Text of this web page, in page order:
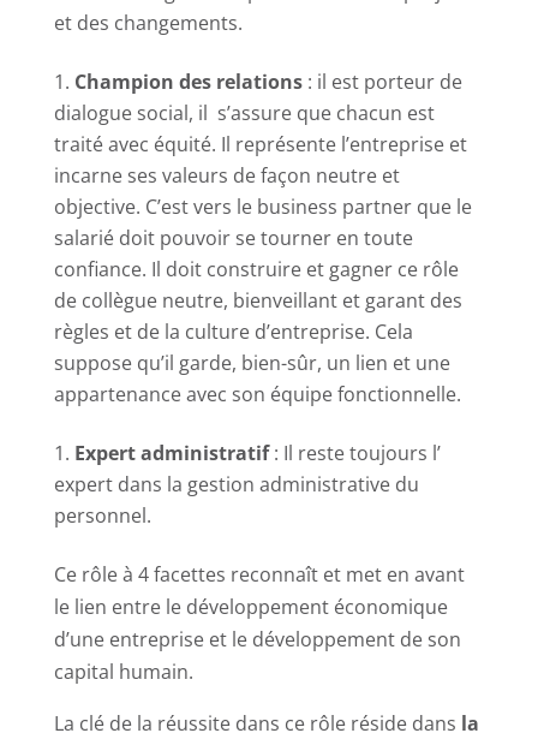
et des changements.
Champion des relations: il est porteur de
dialogue social, il s’assure que chacun est
traité avec équité. Il représente l’entreprise et
incarne ses valeurs de façon neutre et
objective. C’est vers le business partner que le
salarié doit pouvoir se tourner en toute
confiance. Il doit construire et gagner ce rôle
de collègue neutre, bienveillant et garant des
règles et de la culture d’entreprise. Cela
suppose qu’il garde, bien-sûr, un lien et une
appartenance avec son équipe fonctionnelle.
Expert administratif: Il reste toujours l’
expert dans la gestion administrative du
personnel.
Ce rôle à 4 facettes reconnaît et met en avant
le lien entre le développement économique
d’une entreprise et le développement de son
capital humain.
La clé de la réussite dans ce rôle réside dans la